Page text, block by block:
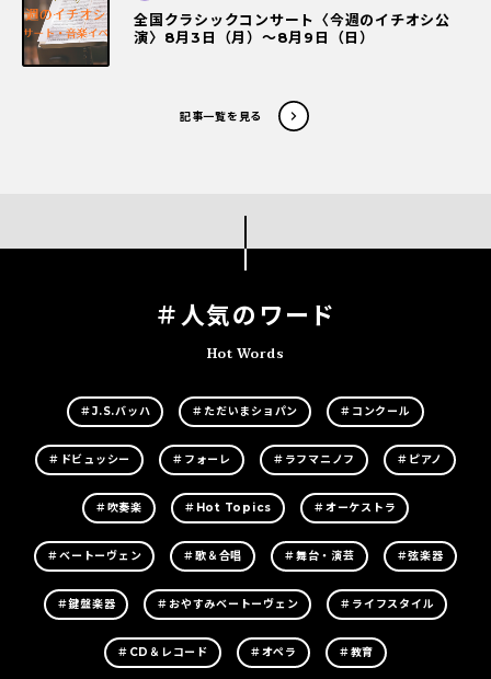
全国クラシックコンサート〈今週のイチオシ公
演〉8月3日（月）～8月9日（日）
記事一覧を見る
＃人気のワード
Hot Words
＃J.S.バッハ ＃ただいまショパン ＃コンクール
＃ドビュッシー ＃フォーレ ＃ラフマニノフ ＃ピアノ
＃吹奏楽 ＃Hot Topics ＃オーケストラ
＃ベートーヴェン ＃歌＆合唱 ＃舞台・演芸 ＃弦楽器
＃鍵盤楽器 ＃おやすみベートーヴェン ＃ライフスタイル
＃CD＆レコード ＃オペラ ＃教育